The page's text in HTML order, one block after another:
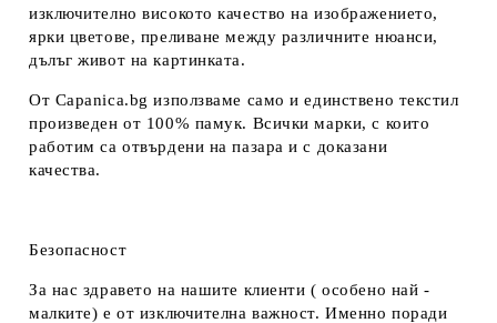
изключително високото качество на изображението,
ярки цветове, преливане между различните нюанси,
дълъг живот на картинката.
От Capanica.bg използваме само и единствено текстил
произведен от 100% памук. Всички марки, с които
работим са отвърдени на пазара и с доказани
качества.
Безопасност
За нас здравето на нашите клиенти ( особено най -
малките) е от изключителна важност. Именно поради